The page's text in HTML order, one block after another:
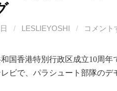
/ LESLIEYOSHI / コメント
国香港特別行政区成立10周年
ビで、パラシュート部隊の